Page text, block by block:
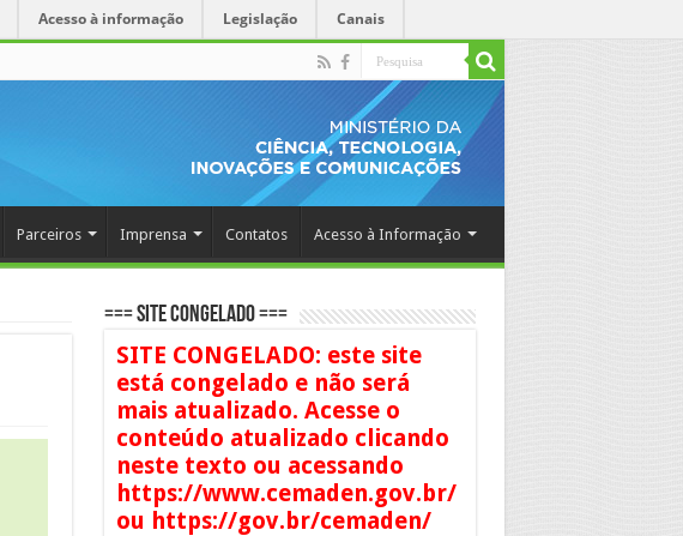
Acesso à informação Legislação Canais
Parceiros Imprensa Contatos Acesso à Informação
=== SITE CONGELADO ===
SITE CONGELADO: este site
está congelado e não será
mais atualizado. Acesse o
conteúdo atualizado clicando
neste texto ou acessando
https://www.cemaden.gov.br/
ou https://gov.br/cemaden/